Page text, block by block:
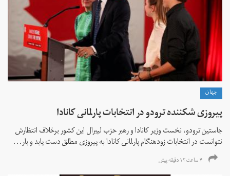
جهان
پیروزی شکننده ترودو در انتخابات پارلمانی کانادا
جاستین ترودو، نخست وزیر کانادا و رهبر حزب لیبرال این کشور برخلاف انتظارش
نتوانست در انتخابات زود‌هنگام پارلمانی کانادا به پیروزی مطلق دست یابد و بار...
۴ ساعت ۱۲ دقیقه پیش